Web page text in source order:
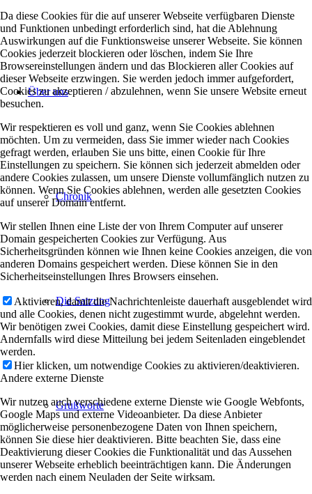
Über uns
Chronik
Die Satzung
Grußworte
Da diese Cookies für die auf unserer Webseite verfügbaren Dienste
und Funktionen unbedingt erforderlich sind, hat die Ablehnung
Auswirkungen auf die Funktionsweise unserer Webseite. Sie können
Cookies jederzeit blockieren oder löschen, indem Sie Ihre
Browsereinstellungen ändern und das Blockieren aller Cookies auf
dieser Webseite erzwingen. Sie werden jedoch immer aufgefordert,
Cookies zu akzeptieren / abzulehnen, wenn Sie unsere Website erneut
besuchen.
Wir respektieren es voll und ganz, wenn Sie Cookies ablehnen
möchten. Um zu vermeiden, dass Sie immer wieder nach Cookies
gefragt werden, erlauben Sie uns bitte, einen Cookie für Ihre
Einstellungen zu speichern. Sie können sich jederzeit abmelden oder
andere Cookies zulassen, um unsere Dienste vollumfänglich nutzen zu
können. Wenn Sie Cookies ablehnen, werden alle gesetzten Cookies
auf unserer Domain entfernt.
Wir stellen Ihnen eine Liste der von Ihrem Computer auf unserer
Domain gespeicherten Cookies zur Verfügung. Aus
Sicherheitsgründen können wie Ihnen keine Cookies anzeigen, die von
anderen Domains gespeichert werden. Diese können Sie in den
Sicherheitseinstellungen Ihres Browsers einsehen.
Aktivieren, damit die Nachrichtenleiste dauerhaft ausgeblendet wird
und alle Cookies, denen nicht zugestimmt wurde, abgelehnt werden.
Wir benötigen zwei Cookies, damit diese Einstellung gespeichert wird.
Andernfalls wird diese Mitteilung bei jedem Seitenladen eingeblendet
werden.
Hier klicken, um notwendige Cookies zu aktivieren/deaktivieren.
Andere externe Dienste
Wir nutzen auch verschiedene externe Dienste wie Google Webfonts,
Google Maps und externe Videoanbieter. Da diese Anbieter
möglicherweise personenbezogene Daten von Ihnen speichern,
können Sie diese hier deaktivieren. Bitte beachten Sie, dass eine
Deaktivierung dieser Cookies die Funktionalität und das Aussehen
unserer Webseite erheblich beeinträchtigen kann. Die Änderungen
werden nach einem Neuladen der Seite wirksam.